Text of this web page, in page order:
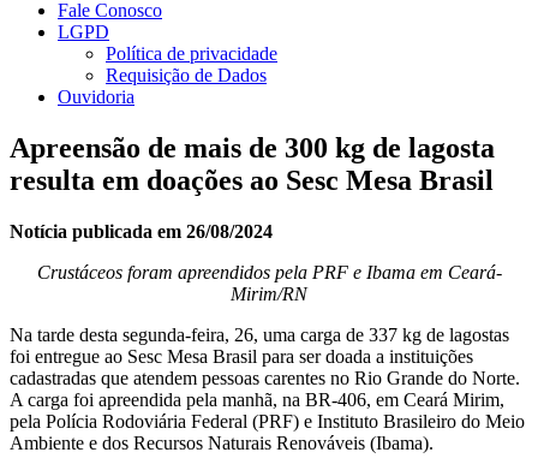
Fale Conosco
LGPD
Política de privacidade
Requisição de Dados
Ouvidoria
Apreensão de mais de 300 kg de lagosta
resulta em doações ao Sesc Mesa Brasil
Notícia publicada em 26/08/2024
Crustáceos foram apreendidos pela PRF e Ibama em Ceará-
Mirim/RN
Na tarde desta segunda-feira, 26, uma carga de 337 kg de lagostas
foi entregue ao Sesc Mesa Brasil para ser doada a instituições
cadastradas que atendem pessoas carentes no Rio Grande do Norte.
A carga foi apreendida pela manhã, na BR-406, em Ceará Mirim,
pela Polícia Rodoviária Federal (PRF) e Instituto Brasileiro do Meio
Ambiente e dos Recursos Naturais Renováveis (Ibama).